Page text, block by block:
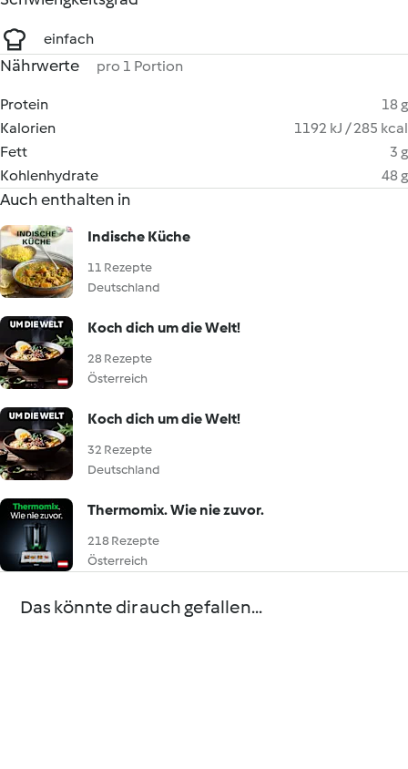
einfach
Nährwerte pro 1 Portion
Protein
18 g
Kalorien
1192 kJ / 285 kcal
Fett
3 g
Kohlenhydrate
48 g
Auch enthalten in
Indische Küche
11 Rezepte
Deutschland
Koch dich um die Welt!
28 Rezepte
Österreich
Koch dich um die Welt!
32 Rezepte
Deutschland
Thermomix. Wie nie zuvor.
218 Rezepte
Österreich
Das könnte dir auch gefallen...